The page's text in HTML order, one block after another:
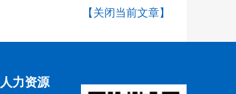
【关闭当前文章】
人力资源